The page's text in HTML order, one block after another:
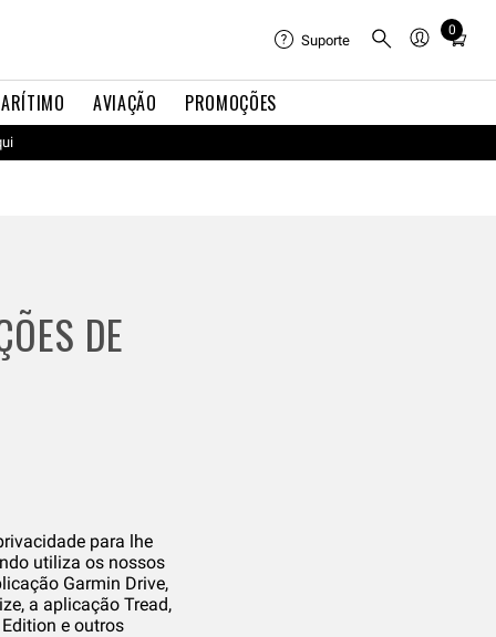
AVIAÇÃO PROMOÇÕES
Suporte
0
Total
items
DE
para lhe
utiliza os nossos
Garmin Drive,
a aplicação Tread,
e outros